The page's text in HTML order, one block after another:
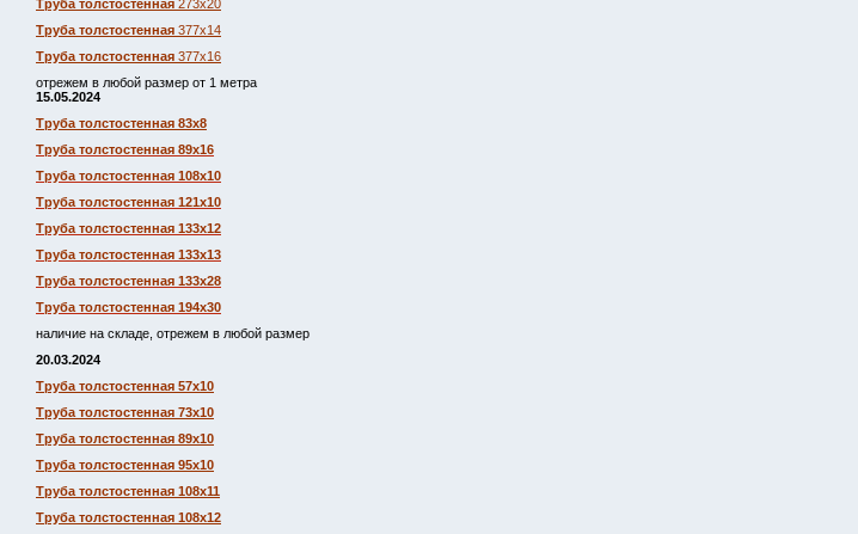
Труба толстостенная 273х20
Труба толстостенная 377х14
Труба толстостенная 377х16
отрежем в любой размер от 1 метра
15.05.2024
Труба толстостенная 83х8
Труба толстостенная 89х16
Труба толстостенная 108х10
Труба толстостенная 121х10
Труба толстостенная 133х12
Труба толстостенная 133х13
Труба толстостенная 133х28
Труба толстостенная 194х30
наличие на складе, отрежем в любой размер
20.03.2024
Труба толстостенная 57х10
Труба толстостенная 73х10
Труба толстостенная 89х10
Труба толстостенная 95х10
Труба толстостенная 108х11
Труба толстостенная 108х12